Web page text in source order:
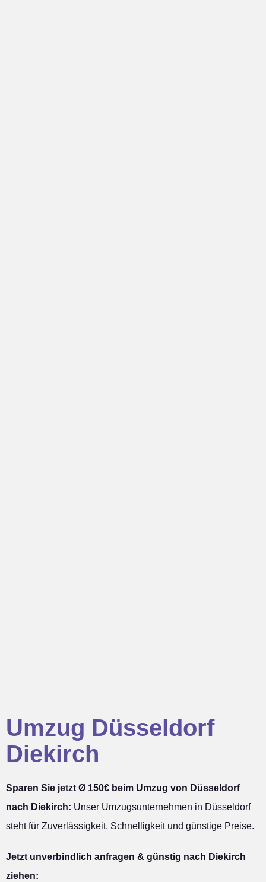
Umzug Düsseldorf
Diekirch
Sparen Sie jetzt Ø 150€ beim Umzug von Düsseldorf
nach Diekirch: Unser Umzugsunternehmen in Düsseldorf
steht für Zuverlässigkeit, Schnelligkeit und günstige Preise.
Jetzt unverbindlich anfragen & günstig nach Diekirch
ziehen: